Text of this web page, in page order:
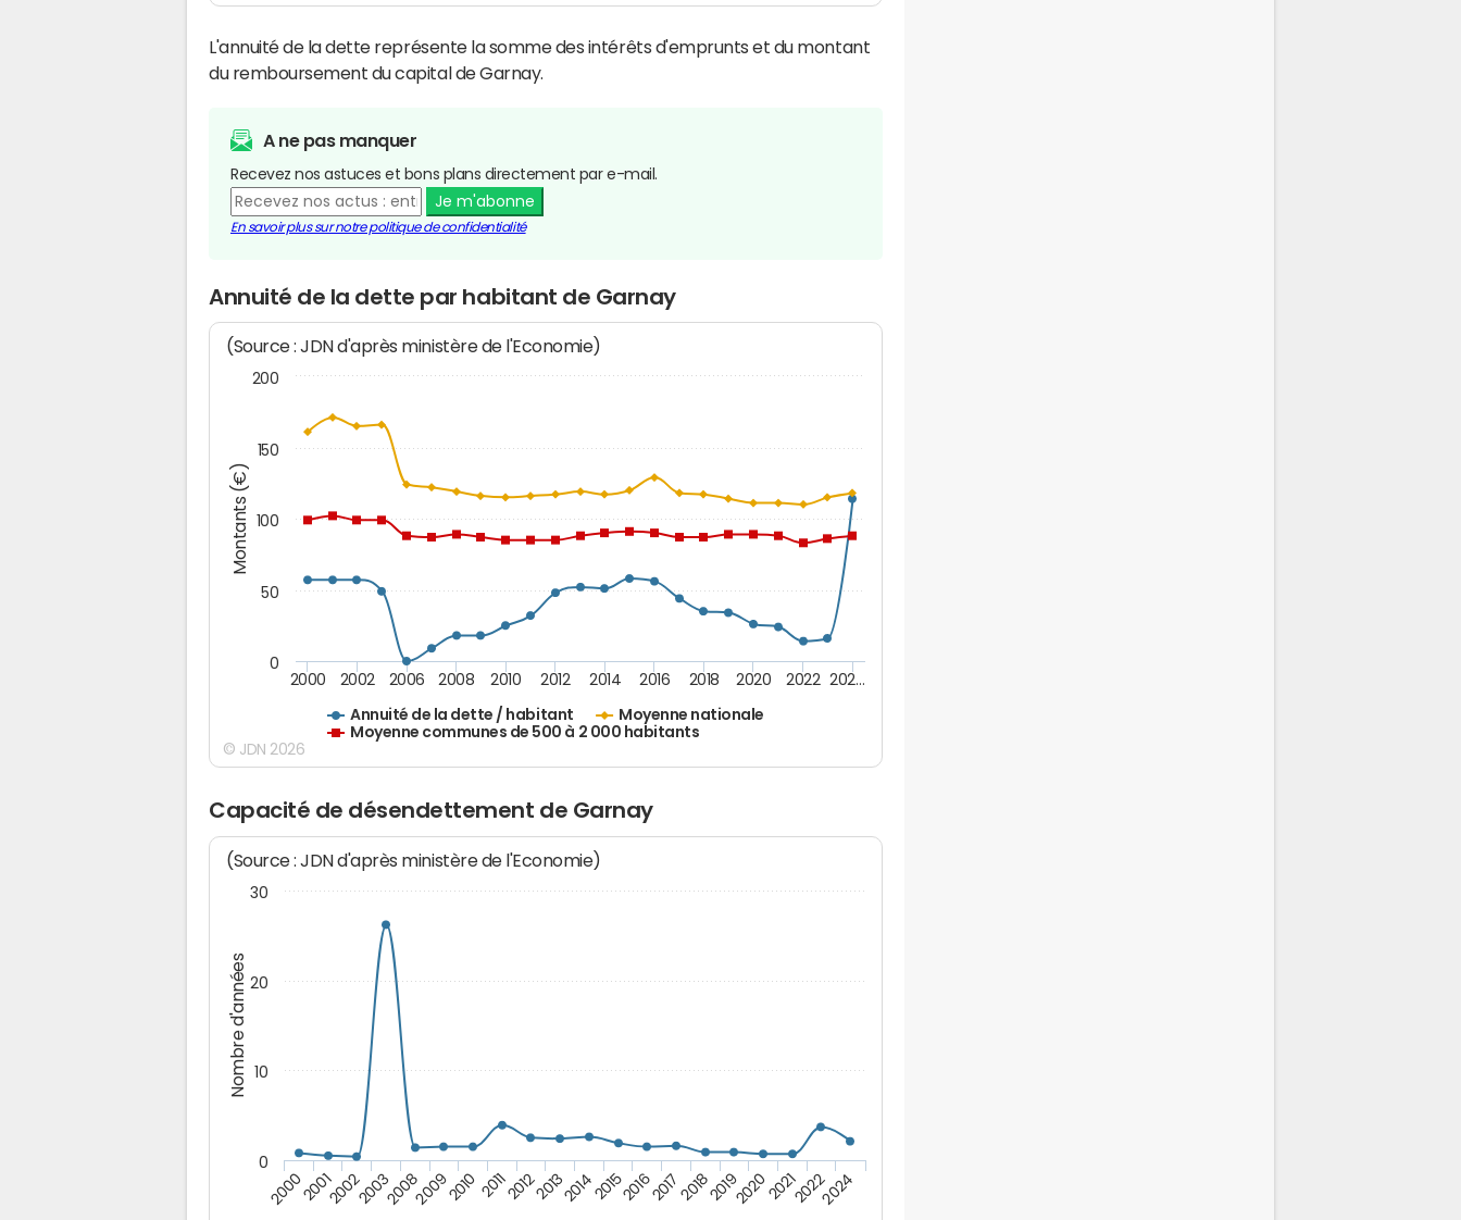
L'annuité de la dette représente la somme des intérêts d'emprunts et du montant
du remboursement du capital de Garnay.
A ne pas manquer
Recevez nos astuces et bons plans directement par e-mail.
Je m'abonne
En savoir plus sur notre politique de confidentialité
Annuité de la dette par habitant de Garnay
Montants (€)
(Source : JDN d'après ministère de l'Economie)
Annuité de la dette / habitant
Moyenne nationale
Moyenne communes de 500 à 2 000 habitants
2000 2002 2006 2008 2010 2012 2014 2016 2018 2020 2022 202…
0
50
100
150
200
© JDN 2026
Capacité de désendettement de Garnay
Nombre d'années
(Source : JDN d'après ministère de l'Economie)
2000200120022003200820092010 2011201220132014201520162017201820192020202120222024
0
10
20
30